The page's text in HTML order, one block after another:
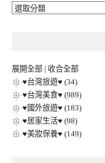
🔎
展開全部 | 收合全部
♥台灣旅遊♥ (34)
♥台灣美食♥ (989)
♥國外旅遊♥ (183)
♥居家生活♥ (98)
♥美妝保養♥ (149)